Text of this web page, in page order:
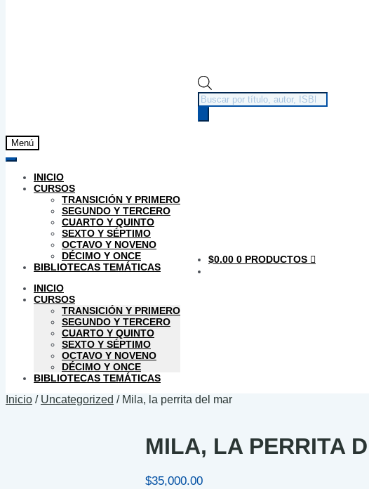
Búsqueda
de
productos
Menú
INICIO
CURSOS
TRANSICIÓN Y PRIMERO
SEGUNDO Y TERCERO
CUARTO Y QUINTO
SEXTO Y SÉPTIMO
OCTAVO Y NOVENO
DÉCIMO Y ONCE
BIBLIOTECAS TEMÁTICAS
INICIO
CURSOS
TRANSICIÓN Y PRIMERO
SEGUNDO Y TERCERO
CUARTO Y QUINTO
SEXTO Y SÉPTIMO
OCTAVO Y NOVENO
DÉCIMO Y ONCE
BIBLIOTECAS TEMÁTICAS
$0.00 0 PRODUCTOS
Inicio / Uncategorized / Mila, la perrita del mar
MILA, LA PERRITA
$35,000.00